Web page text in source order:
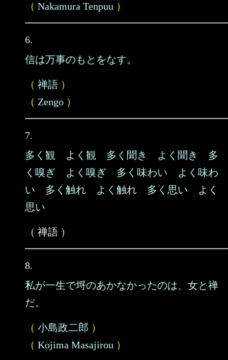
（ Nakamura Tenpuu ）
6.
信は万事のもとをなす。
（ 禅語 ）
（ Zengo ）
7.
多く観 よく観 多く聞き よく聞き 多
く嗅ぎ よく嗅ぎ 多く味わい よく味わ
い 多く触れ よく触れ 多く思い よく
思い
（ 禅語 ）
8.
私が一生で埒のあかなかったのは、女と禅
だ。
（ 小島政二郎 ）
（ Kojima Masajirou ）